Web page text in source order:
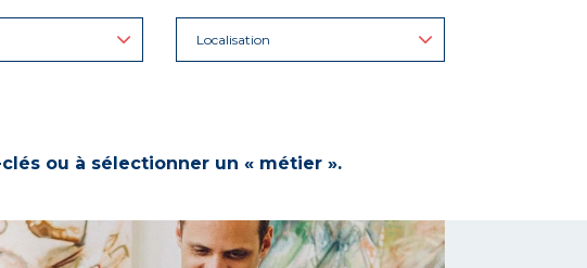
Localisation
ou à sélectionner un « métier ».